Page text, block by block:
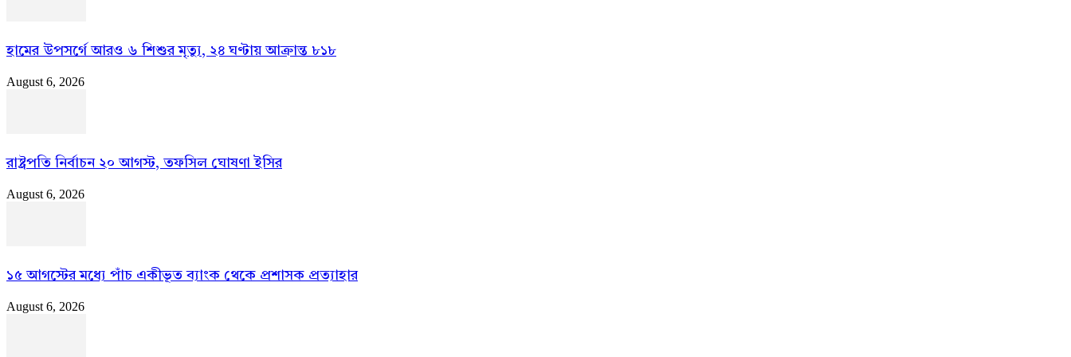
হামের উপসর্গে আরও ৬ শিশুর মৃত্যু, ২৪ ঘণ্টায় আক্রান্ত ৮১৮
August 6, 2026
রাষ্ট্রপতি নির্বাচন ২০ আগস্ট, তফসিল ঘোষণা ইসির
August 6, 2026
১৫ আগস্টের মধ্যে পাঁচ একীভূত ব্যাংক থেকে প্রশাসক প্রত্যাহার
August 6, 2026